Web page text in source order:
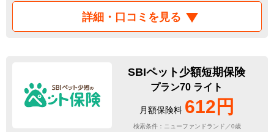
詳細・口コミを見る
SBIペット少額短期保険
プラン70 ライト
月額保険料 612円
検索条件：ニューファンドランド／0歳